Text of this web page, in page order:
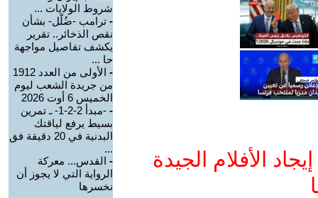
الأفلام الجيدة
شروط الولايات ...
- ترامب -ضُلّل- بشأن
نقص الذخائر.. تقرير
يكشف تفاصيل مواجهة
حا ...
-
الأولى من العدد 1912
من جريدة الشعب ليوم
الخميس 6 أوت 2026
-
-مبدأ 2-2-1- ـ تمرين
بسيط يرفع لياقتك
البدنية في 20 دقيقة فق
...
- القدس... معركة
الرواية التي لا يجوز أن
نخسرها